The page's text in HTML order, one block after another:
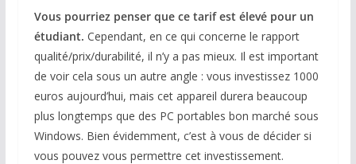
Vous pourriez penser que ce tarif est élevé pour un
étudiant. Cependant, en ce qui concerne le rapport
qualité/prix/durabilité, il n’y a pas mieux. Il est important
de voir cela sous un autre angle : vous investissez 1000
euros aujourd’hui, mais cet appareil durera beaucoup
plus longtemps que des PC portables bon marché sous
Windows. Bien évidemment, c’est à vous de décider si
vous pouvez vous permettre cet investissement.